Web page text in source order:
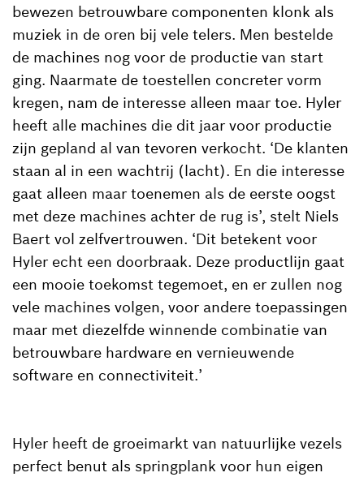
bewezen betrouwbare componenten klonk als
muziek in de oren bij vele telers. Men bestelde
de machines nog voor de productie van start
ging. Naarmate de toestellen concreter vorm
kregen, nam de interesse alleen maar toe. Hyler
heeft alle machines die dit jaar voor productie
zijn gepland al van tevoren verkocht. ‘De klanten
staan al in een wachtrij (lacht). En die interesse
gaat alleen maar toenemen als de eerste oogst
met deze machines achter de rug is’, stelt Niels
Baert vol zelfvertrouwen. ‘Dit betekent voor
Hyler echt een doorbraak. Deze productlijn gaat
een mooie toekomst tegemoet, en er zullen nog
vele machines volgen, voor andere toepassingen
maar met diezelfde winnende combinatie van
betrouwbare hardware en vernieuwende
software en connectiviteit.’
Hyler heeft de groeimarkt van natuurlijke vezels
perfect benut als springplank voor hun eigen